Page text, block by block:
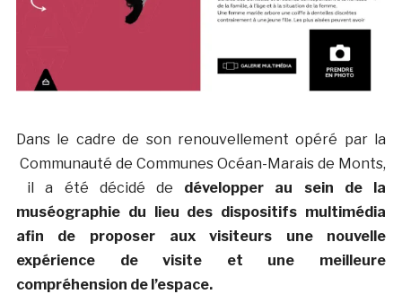
Dans le cadre de son renouvellement opéré par la
Communauté de Communes Océan-Marais de Monts,
il a été décidé de développer au sein de la
muséographie du lieu des dispositifs multimédia
afin de proposer aux visiteurs une nouvelle
expérience de visite et une meilleure
compréhension de l’espace.